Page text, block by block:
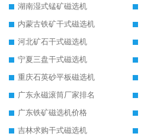
湖南湿式锰矿磁选机
内蒙古铁矿干式磁选机
河北矿石干式磁选机
宁夏三盘干式磁选机
重庆石英砂平板磁选机
广东永磁滚筒厂家排名
广东铁矿磁选机价格
吉林求购干式磁选机